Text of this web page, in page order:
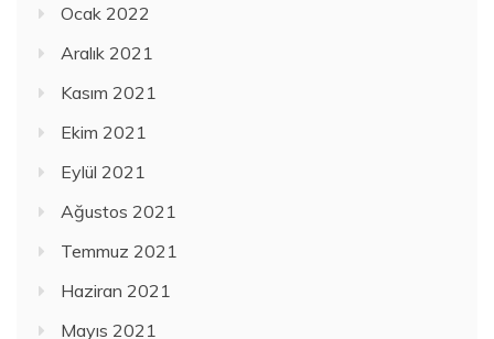
Ocak 2022
Aralık 2021
Kasım 2021
Ekim 2021
Eylül 2021
Ağustos 2021
Temmuz 2021
Haziran 2021
Mayıs 2021